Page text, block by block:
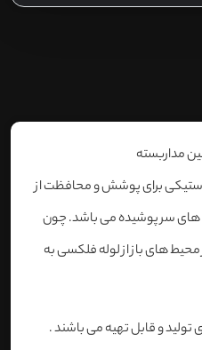
مداربسته
برای پوشش و محافظت از
های سر پوشیده می باشد. چون
های باز از لوله فلکسی به
تولید و قابل تهیه می باشند .